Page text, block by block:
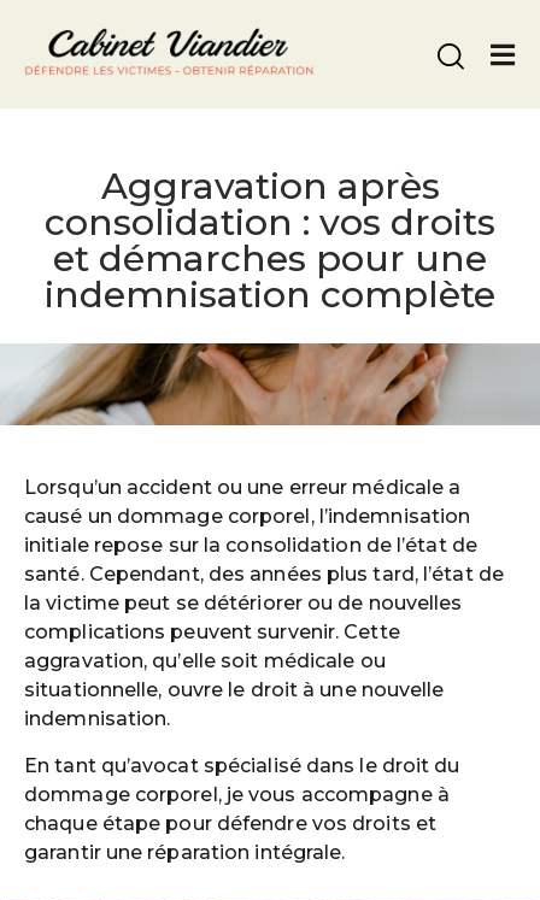
Nous appeler
Aggravation après
consolidation : vos droits
et démarches pour une
indemnisation complète
Lorsqu’un accident ou une erreur médicale a
causé un dommage corporel, l’indemnisation
initiale repose sur la consolidation de l’état de
santé. Cependant, des années plus tard, l’état de
la victime peut se détériorer ou de nouvelles
complications peuvent survenir. Cette
aggravation, qu’elle soit médicale ou
situationnelle, ouvre le droit à une nouvelle
indemnisation.
En tant qu’avocat spécialisé dans le droit du
dommage corporel, je vous accompagne à
chaque étape pour défendre vos droits et
garantir une réparation intégrale.